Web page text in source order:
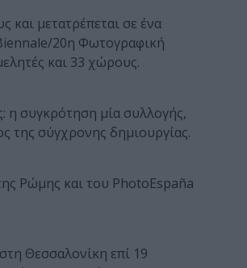
και μετατρέπεται σε ένα
20η Φωτογραφική
και 33 χώρους.
η συγκρότηση μία συλλογής,
της σύγχρονης δημιουργίας.
Ρώμης και του PhotoEspaña
Θεσσαλονίκη επί 19